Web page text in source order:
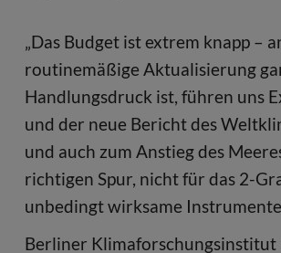
„Das Budget ist extrem knapp –
routinemäßige Aktualisierung
Handlungsdruck ist, führen uns
und der neue Bericht des
und auch zum Anstieg des
richtigen Spur, nicht für das 2-
unbedingt wirksame
Berliner Klimaforschungsinstitut